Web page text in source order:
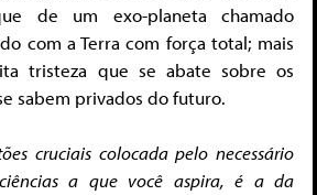
de um exo-planeta chamado
com a Terra com força total; mais
tristeza que se abate sobre os
sabem privados do futuro.
cruciais colocada pelo necessário
a que você aspira, é a da